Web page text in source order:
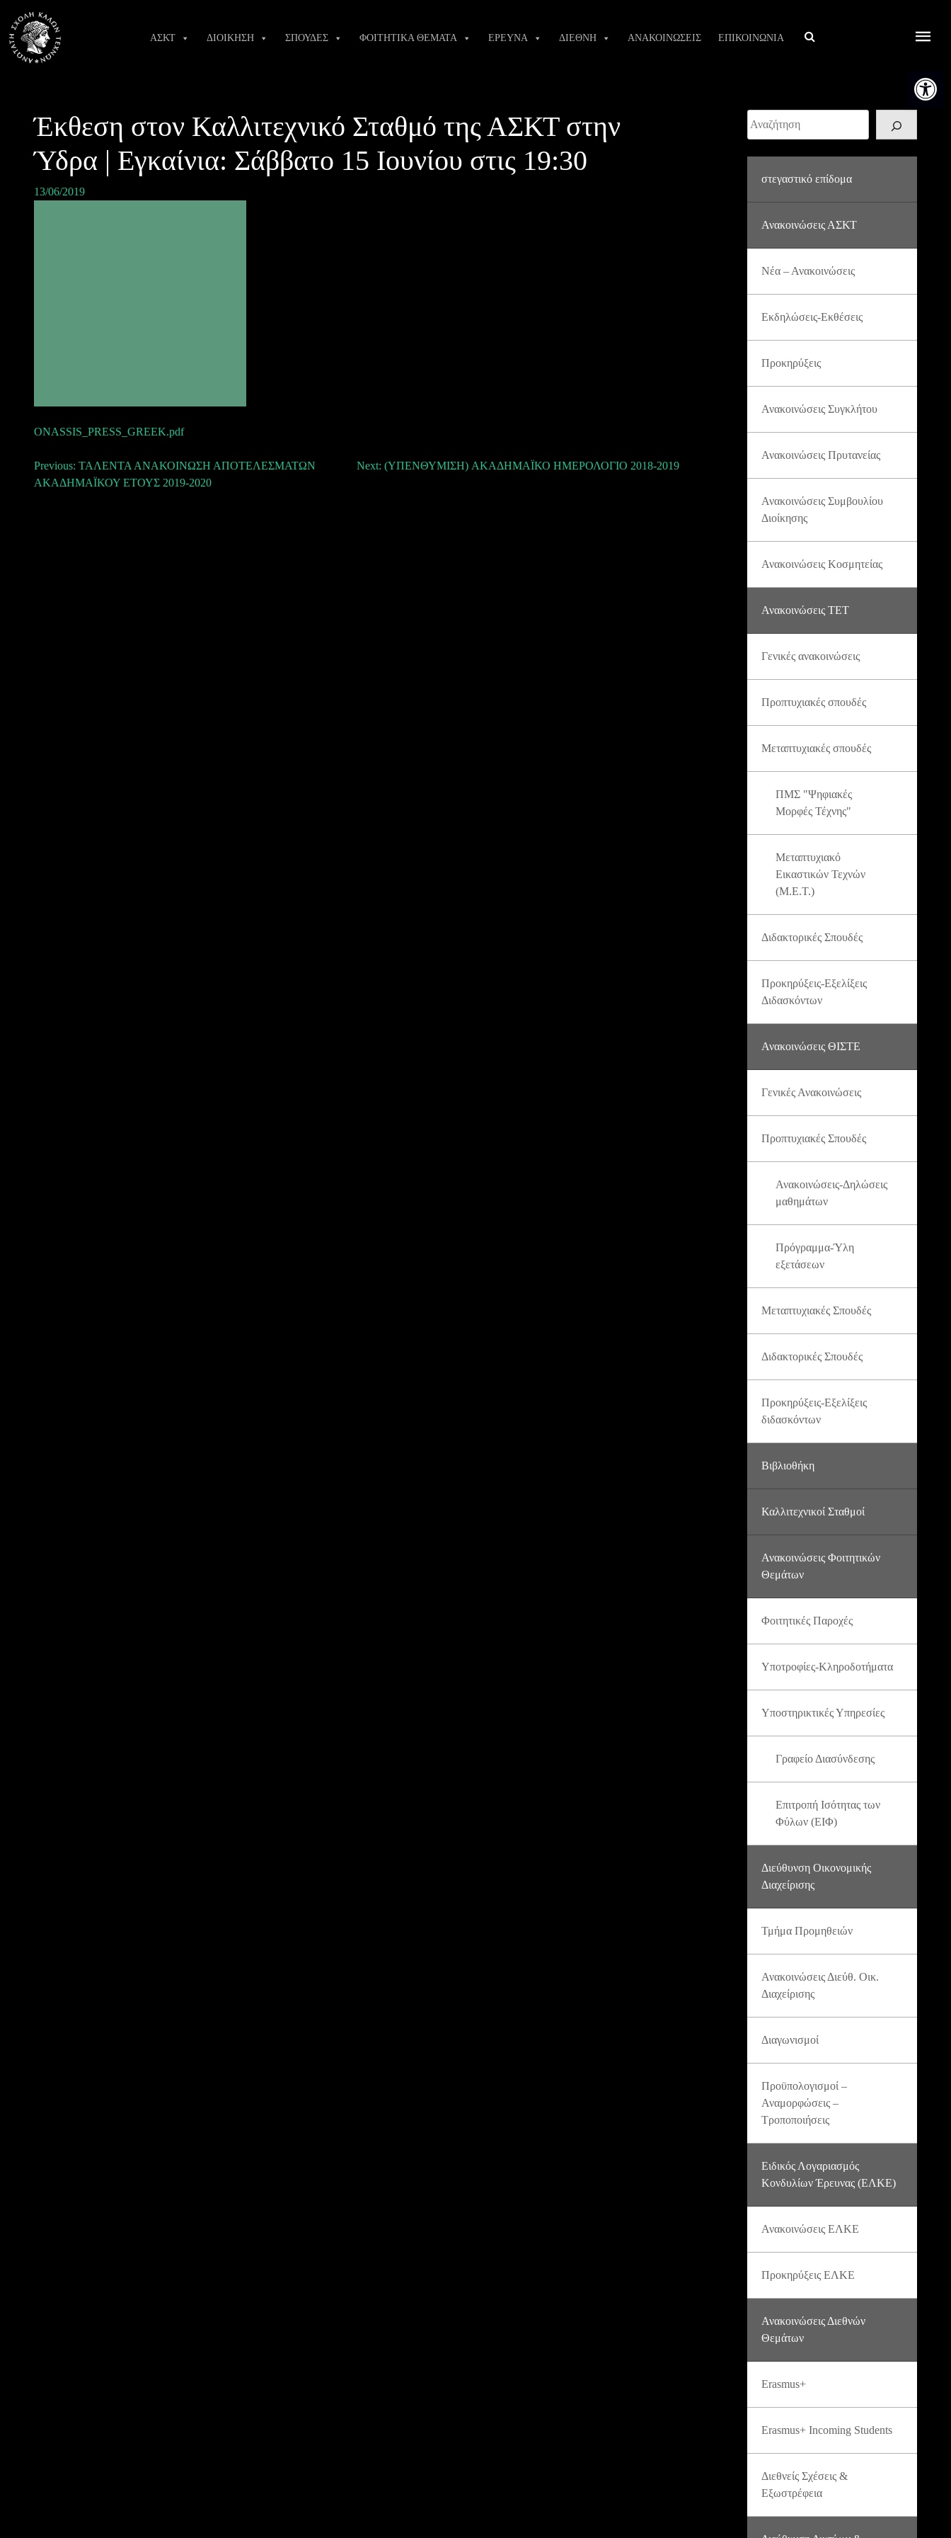
Ανοίξτε
content
ΑΣΚΤ ΔΙΟΙΚΗΣΗ ΣΠΟΥΔΕΣ ΦΟΙΤΗΤΙΚΑ ΘΕΜΑΤΑ ΕΡΕΥΝΑ ΔΙΕΘΝΗ ΑΝΑΚΟΙΝΩΣΕΙΣ ΕΠΙΚΟΙΝΩΝΙΑ Αναζήτηση
Έκθεση στον Καλλιτεχνικό Σταθμό της ΑΣΚΤ στην
Ύδρα | Εγκαίνια: Σάββατο 15 Ιουνίου στις 19:30
13/06/2019
ONASSIS_PRESS_GRΕΕΚ.pdf
Πλοήγηση
Previous: ΤΑΛΕΝΤΑ ΑΝΑΚΟΙΝΩΣΗ ΑΠΟΤΕΛΕΣΜΑΤΩΝ
ΑΚΑΔΗΜΑΪΚΟΥ ΕΤΟΥΣ 2019-2020
Next: (ΥΠΕΝΘΥΜΙΣΗ) ΑΚΑΔΗΜΑΪΚΟ ΗΜΕΡΟΛΟΓΙΟ 2018-2019
Αναζήτηση
στεγαστικό επίδομα
Ανακοινώσεις ΑΣΚΤ
Νέα – Ανακοινώσεις
Εκδηλώσεις-Εκθέσεις
Προκηρύξεις
Ανακοινώσεις Συγκλήτου
Ανακοινώσεις Πρυτανείας
Ανακοινώσεις Συμβουλίου
Διοίκησης
Ανακοινώσεις Κοσμητείας
Ανακοινώσεις ΤΕΤ
Γενικές ανακοινώσεις
Προπτυχιακές σπουδές
Μεταπτυχιακές σπουδές
ΠΜΣ "Ψηφιακές
Μορφές Τέχνης"
Μεταπτυχιακό
Εικαστικών Τεχνών
(Μ.Ε.Τ.)
Διδακτορικές Σπουδές
Προκηρύξεις-Εξελίξεις
Διδασκόντων
Ανακοινώσεις ΘΙΣΤΕ
Γενικές Ανακοινώσεις
Προπτυχιακές Σπουδές
Ανακοινώσεις-Δηλώσεις
μαθημάτων
Πρόγραμμα-Ύλη
εξετάσεων
Μεταπτυχιακές Σπουδές
Διδακτορικές Σπουδές
Προκηρύξεις-Εξελίξεις
διδασκόντων
Βιβλιοθήκη
Καλλιτεχνικοί Σταθμοί
Ανακοινώσεις Φοιτητικών
Θεμάτων
Φοιτητικές Παροχές
Υποτροφίες-Κληροδοτήματα
Υποστηρικτικές Υπηρεσίες
Γραφείο Διασύνδεσης
Επιτροπή Ισότητας των
Φύλων (ΕΙΦ)
Διεύθυνση Οικονομικής
Διαχείρισης
Τμήμα Προμηθειών
Ανακοινώσεις Διεύθ. Οικ.
Διαχείρισης
Διαγωνισμοί
Προϋπολογισμοί –
Αναμορφώσεις –
Τροποποιήσεις
Ειδικός Λογαριασμός
Κονδυλίων Έρευνας (ΕΛΚΕ)
Ανακοινώσεις ΕΛΚΕ
Προκηρύξεις ΕΛΚΕ
Ανακοινώσεις Διεθνών
Θεμάτων
Erasmus+
Erasmus+ Incoming Students
Διεθνείς Σχέσεις &
Εξωστρέφεια